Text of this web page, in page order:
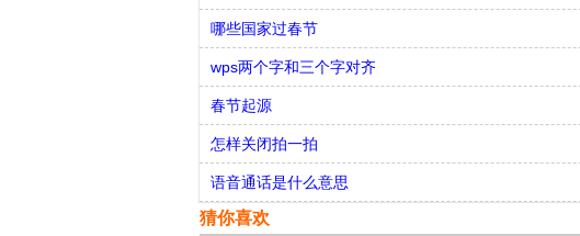
哪些国家过春节
wps两个字和三个字对齐
春节起源
怎样关闭拍一拍
语音通话是什么意思
猜你喜欢